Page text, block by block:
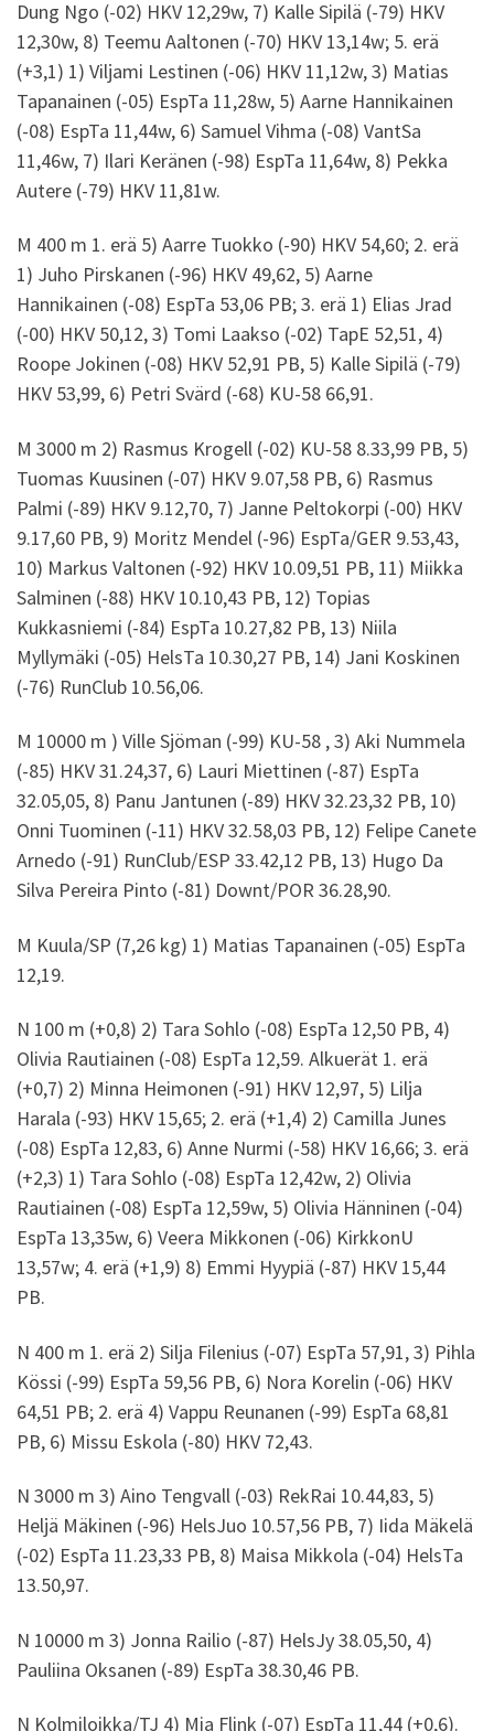
Dung Ngo (-02) HKV 12,29w, 7) Kalle Sipilä (-79) HKV
12,30w, 8) Teemu Aaltonen (-70) HKV 13,14w; 5. erä
(+3,1) 1) Viljami Lestinen (-06) HKV 11,12w, 3) Matias
Tapanainen (-05) EspTa 11,28w, 5) Aarne Hannikainen
(-08) EspTa 11,44w, 6) Samuel Vihma (-08) VantSa
11,46w, 7) Ilari Keränen (-98) EspTa 11,64w, 8) Pekka
Autere (-79) HKV 11,81w.
M 400 m 1. erä 5) Aarre Tuokko (-90) HKV 54,60; 2. erä
1) Juho Pirskanen (-96) HKV 49,62, 5) Aarne
Hannikainen (-08) EspTa 53,06 PB; 3. erä 1) Elias Jrad
(-00) HKV 50,12, 3) Tomi Laakso (-02) TapE 52,51, 4)
Roope Jokinen (-08) HKV 52,91 PB, 5) Kalle Sipilä (-79)
HKV 53,99, 6) Petri Svärd (-68) KU-58 66,91.
M 3000 m 2) Rasmus Krogell (-02) KU-58 8.33,99 PB, 5)
Tuomas Kuusinen (-07) HKV 9.07,58 PB, 6) Rasmus
Palmi (-89) HKV 9.12,70, 7) Janne Peltokorpi (-00) HKV
9.17,60 PB, 9) Moritz Mendel (-96) EspTa/GER 9.53,43,
10) Markus Valtonen (-92) HKV 10.09,51 PB, 11) Miikka
Salminen (-88) HKV 10.10,43 PB, 12) Topias
Kukkasniemi (-84) EspTa 10.27,82 PB, 13) Niila
Myllymäki (-05) HelsTa 10.30,27 PB, 14) Jani Koskinen
(-76) RunClub 10.56,06.
M 10000 m ) Ville Sjöman (-99) KU-58 , 3) Aki Nummela
(-85) HKV 31.24,37, 6) Lauri Miettinen (-87) EspTa
32.05,05, 8) Panu Jantunen (-89) HKV 32.23,32 PB, 10)
Onni Tuominen (-11) HKV 32.58,03 PB, 12) Felipe Canete
Arnedo (-91) RunClub/ESP 33.42,12 PB, 13) Hugo Da
Silva Pereira Pinto (-81) Downt/POR 36.28,90.
M Kuula/SP (7,26 kg) 1) Matias Tapanainen (-05) EspTa
12,19.
N 100 m (+0,8) 2) Tara Sohlo (-08) EspTa 12,50 PB, 4)
Olivia Rautiainen (-08) EspTa 12,59. Alkuerät 1. erä
(+0,7) 2) Minna Heimonen (-91) HKV 12,97, 5) Lilja
Harala (-93) HKV 15,65; 2. erä (+1,4) 2) Camilla Junes
(-08) EspTa 12,83, 6) Anne Nurmi (-58) HKV 16,66; 3. erä
(+2,3) 1) Tara Sohlo (-08) EspTa 12,42w, 2) Olivia
Rautiainen (-08) EspTa 12,59w, 5) Olivia Hänninen (-04)
EspTa 13,35w, 6) Veera Mikkonen (-06) KirkkonU
13,57w; 4. erä (+1,9) 8) Emmi Hyypiä (-87) HKV 15,44
PB.
N 400 m 1. erä 2) Silja Filenius (-07) EspTa 57,91, 3) Pihla
Kössi (-99) EspTa 59,56 PB, 6) Nora Korelin (-06) HKV
64,51 PB; 2. erä 4) Vappu Reunanen (-99) EspTa 68,81
PB, 6) Missu Eskola (-80) HKV 72,43.
N 3000 m 3) Aino Tengvall (-03) RekRai 10.44,83, 5)
Heljä Mäkinen (-96) HelsJuo 10.57,56 PB, 7) Iida Mäkelä
(-02) EspTa 11.23,33 PB, 8) Maisa Mikkola (-04) HelsTa
13.50,97.
N 10000 m 3) Jonna Railio (-87) HelsJy 38.05,50, 4)
Pauliina Oksanen (-89) EspTa 38.30,46 PB.
N Kolmiloikka/TJ 4) Mia Flink (-07) EspTa 11,44 (+0,6).